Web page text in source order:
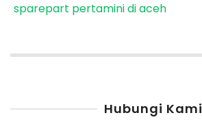
sparepart pertamini di aceh
Hubungi Kami